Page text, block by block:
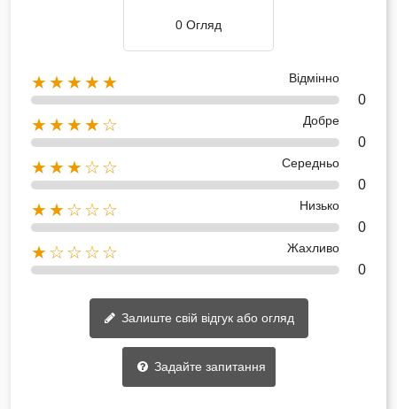
0 Огляд
★★★★★ Відмінно
0
★★★★☆ Добре
0
★★★☆☆ Середньо
0
★★☆☆☆ Низько
0
★☆☆☆☆ Жахливо
0
Залиште свій відгук або огляд
Задайте запитання